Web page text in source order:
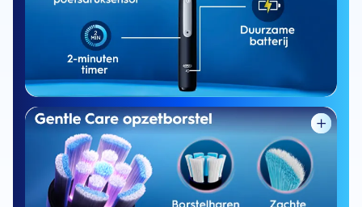
100% schonere tanden* en langdurige
verzorging voor gevoelige tanden